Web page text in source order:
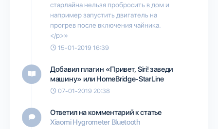
старлайна нельзя пробросить в дом и
например запустить двигатель на
прогрев после включения чайника.
</p>»
15-01-2019 16:39
Добавил плагин «Привет, Siri! заведи
машину» или HomeBridge-StarLine
07-01-2019 20:38
Ответил на комментарий к статье
Xiaomi Hygrometer Bluetooth